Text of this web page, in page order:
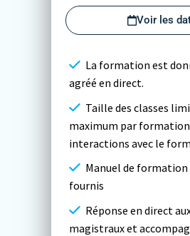
Voir les
La formation est
agréé en direct.
Taille des classes
maximum par
interactions avec le
Manuel de formation
fournis
Réponse en direct
magistraux et